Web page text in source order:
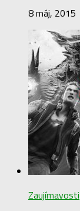
8 máj, 2015
Zaujímavosti